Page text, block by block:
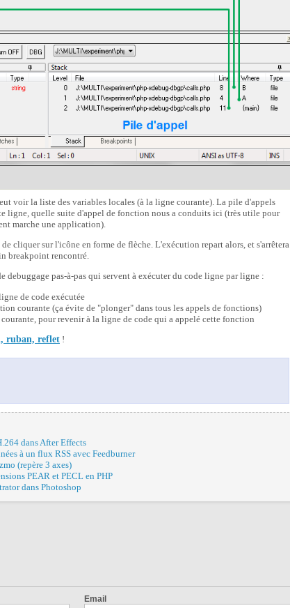
voir la liste des variables locales (à la ligne courante). La pile d'appels
ligne, quelle suite d'appel de fonction nous a conduits ici (très utile pour
marche une application).
cliquer sur l'icône en forme de flèche. L'exécution repart alors, et s'arrêtera
breakpoint rencontré.
debuggage pas-à-pas qui servent à exécuter du code ligne par ligne :
de code exécutée
courante (ça évite de "plonger" dans tous les appels de fonctions)
pour revenir à la ligne de code qui a appelé cette fonction
ruban, reflet !
dans After Effects
à un flux RSS avec Feedburner
(repère 3 axes)
PEAR et PECL en PHP
dans Photoshop
Email